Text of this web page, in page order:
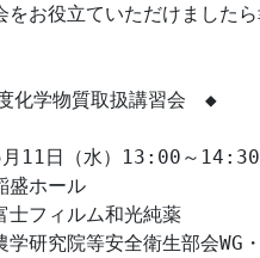
をお役立ていただけましたら
化学物質取扱講習会　◆
11日（水）13:00～
盛ホール
フィルム和光純薬
研究院等安全衛生部会WG